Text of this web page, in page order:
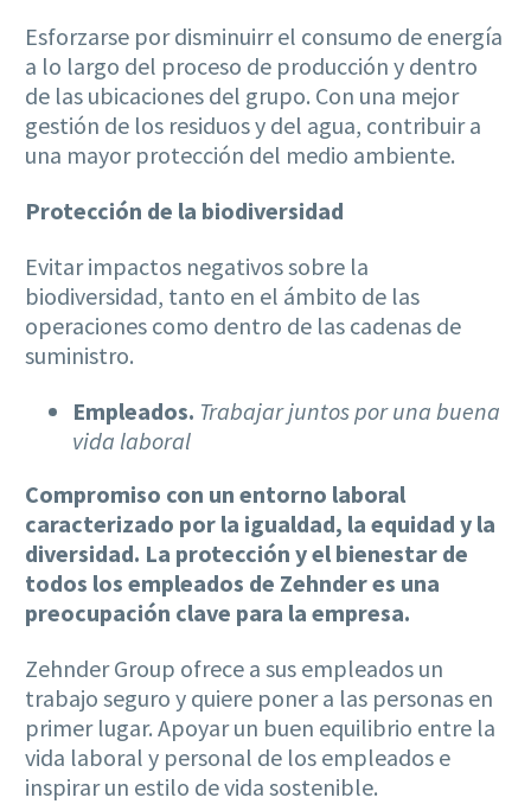
Esforzarse por disminuirr el consumo de energía
a lo largo del proceso de producción y dentro
de las ubicaciones del grupo. Con una mejor
gestión de los residuos y del agua, contribuir a
una mayor protección del medio ambiente.
Protección de la biodiversidad
Evitar impactos negativos sobre la
biodiversidad, tanto en el ámbito de las
operaciones como dentro de las cadenas de
suministro.
Empleados. Trabajar juntos por una buena
vida laboral
Compromiso con un entorno laboral
caracterizado por la igualdad, la equidad y la
diversidad. La protección y el bienestar de
todos los empleados de Zehnder es una
preocupación clave para la empresa.
Zehnder Group ofrece a sus empleados un
trabajo seguro y quiere poner a las personas en
primer lugar. Apoyar un buen equilibrio entre la
vida laboral y personal de los empleados e
inspirar un estilo de vida sostenible.